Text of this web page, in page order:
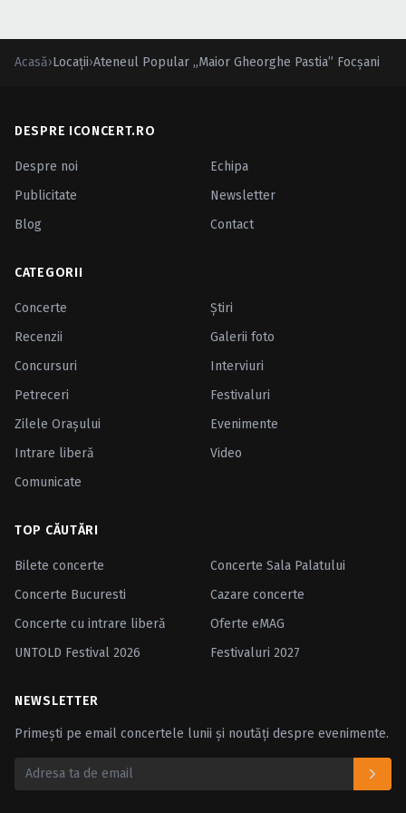
Acasă›Locații›Ateneul Popular „Maior Gheorghe Pastia” Focşani
DESPRE ICONCERT.RO
Despre noi
Echipa
Publicitate
Newsletter
Blog
Contact
CATEGORII
Concerte
Ştiri
Recenzii
Galerii foto
Concursuri
Interviuri
Petreceri
Festivaluri
Zilele Oraşului
Evenimente
Intrare liberă
Video
Comunicate
TOP CĂUTĂRI
Bilete concerte
Concerte Sala Palatului
Concerte Bucuresti
Cazare concerte
Concerte cu intrare liberă
Oferte eMAG
UNTOLD Festival 2026
Festivaluri 2027
NEWSLETTER
Primești pe email concertele lunii și noutăți despre evenimente.